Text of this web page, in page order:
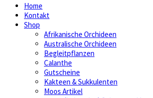
Home
Kontakt
Shop
Afrikanische Orchideen
Australische Orchideen
Begleitpflanzen
Calanthe
Gutscheine
Kakteen & Sukkulenten
Moos Artikel